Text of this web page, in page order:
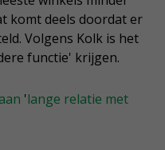
komt deels doordat er
Volgens Kolk is het
functie' krijgen.
'lange relatie met